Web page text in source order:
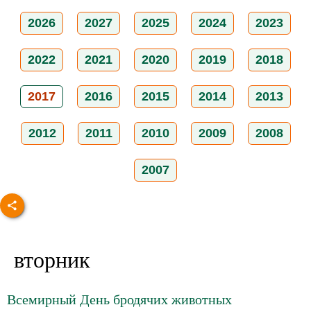
2026 2027 2025 2024 2023
2022 2021 2020 2019 2018
2017 2016 2015 2014 2013
2012 2011 2010 2009 2008
2007
вторник
Всемирный День бродячих животных